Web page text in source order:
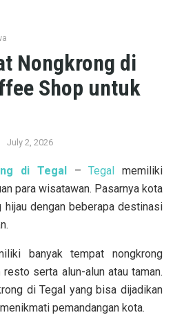
Nongkrong di
Shop untuk
July 2, 2026
di Tegal–Tegal memiliki
para wisatawan. Pasarnya kota
dengan beberapa destinasi
banyak tempat nongkrong
serta alun-alun atau taman.
di Tegal yang bisa dijadikan
pemandangan kota.